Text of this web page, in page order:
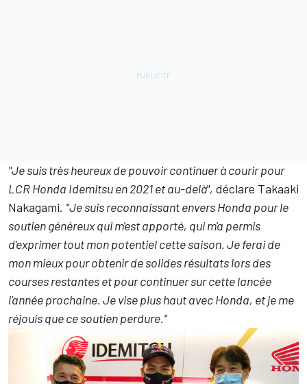
"Je suis très heureux de pouvoir continuer à courir pour
LCR Honda Idemitsu en 2021 et au-delà", déclare Takaaki
Nakagami. "Je suis reconnaissant envers Honda pour le
soutien généreux qui m'est apporté, qui m'a permis
d'exprimer tout mon potentiel cette saison. Je ferai de
mon mieux pour obtenir de solides résultats lors des
courses restantes et pour continuer sur cette lancée
l'année prochaine. Je vise plus haut avec Honda, et je me
réjouis que ce soutien perdure."